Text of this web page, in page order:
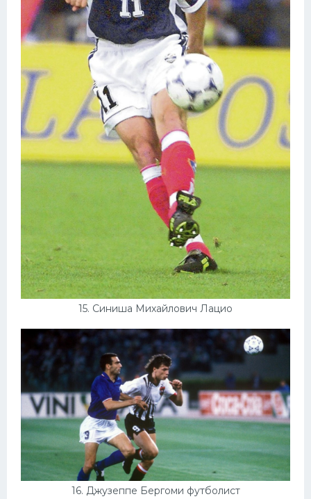
15. Синиша Михайлович Лацио
16. Джузеппе Бергоми футболист